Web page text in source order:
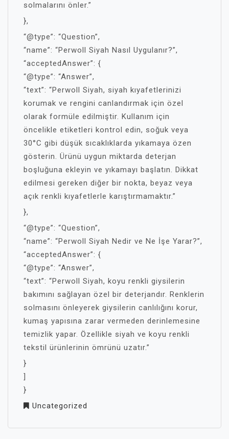
solmalarını önler.”
},
“@type”: “Question”,
“name”: “Perwoll Siyah Nasıl Uygulanır?”,
“acceptedAnswer”: {
“@type”: “Answer”,
“text”: “Perwoll Siyah, siyah kıyafetlerinizi
korumak ve rengini canlandırmak için özel
olarak formüle edilmiştir. Kullanım için
öncelikle etiketleri kontrol edin, soğuk veya
30°C gibi düşük sıcaklıklarda yıkamaya özen
gösterin. Ürünü uygun miktarda deterjan
boşluğuna ekleyin ve yıkamayı başlatın. Dikkat
edilmesi gereken diğer bir nokta, beyaz veya
açık renkli kıyafetlerle karıştırmamaktır.”
},
“@type”: “Question”,
“name”: “Perwoll Siyah Nedir ve Ne İşe Yarar?”,
“acceptedAnswer”: {
“@type”: “Answer”,
“text”: “Perwoll Siyah, koyu renkli giysilerin
bakımını sağlayan özel bir deterjandır. Renklerin
solmasını önleyerek giysilerin canlılığını korur,
kumaş yapısına zarar vermeden derinlemesine
temizlik yapar. Özellikle siyah ve koyu renkli
tekstil ürünlerinin ömrünü uzatır.”
}
]
}
Uncategorized